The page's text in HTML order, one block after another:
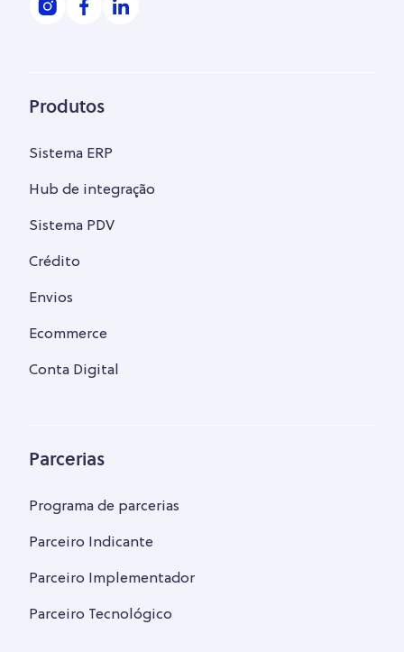
Produtos
Sistema ERP
Hub de integração
Sistema PDV
Crédito
Envios
Ecommerce
Conta Digital
Parcerias
Programa de parcerias
Parceiro Indicante
Parceiro Implementador
Parceiro Tecnológico